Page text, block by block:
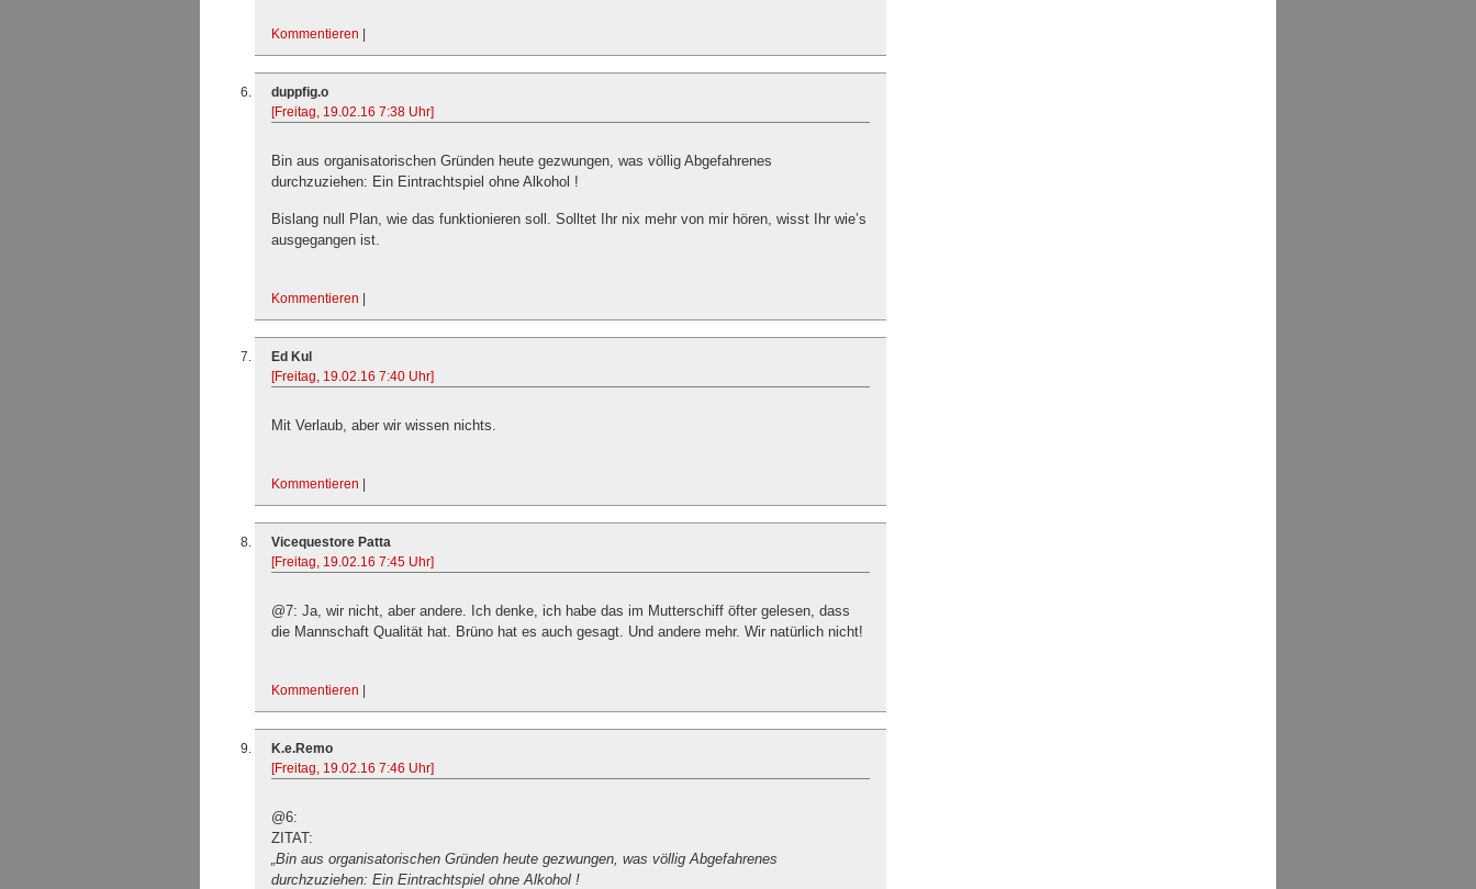
Kommentieren |
duppfig.o
[Freitag, 19.02.16 7:38 Uhr]
Bin aus organisatorischen Gründen heute gezwungen, was völlig Abgefahrenes
durchzuziehen: Ein Eintrachtspiel ohne Alkohol !
Bislang null Plan, wie das funktionieren soll. Solltet Ihr nix mehr von mir hören, wisst Ihr wie’s
ausgegangen ist.
Kommentieren |
Ed Kul
[Freitag, 19.02.16 7:40 Uhr]
Mit Verlaub, aber wir wissen nichts.
Kommentieren |
Vicequestore Patta
[Freitag, 19.02.16 7:45 Uhr]
@7: Ja, wir nicht, aber andere. Ich denke, ich habe das im Mutterschiff öfter gelesen, dass
die Mannschaft Qualität hat. Brüno hat es auch gesagt. Und andere mehr. Wir natürlich nicht!
Kommentieren |
K.e.Remo
[Freitag, 19.02.16 7:46 Uhr]
@6:
ZITAT:
„Bin aus organisatorischen Gründen heute gezwungen, was völlig Abgefahrenes
durchzuziehen: Ein Eintrachtspiel ohne Alkohol !